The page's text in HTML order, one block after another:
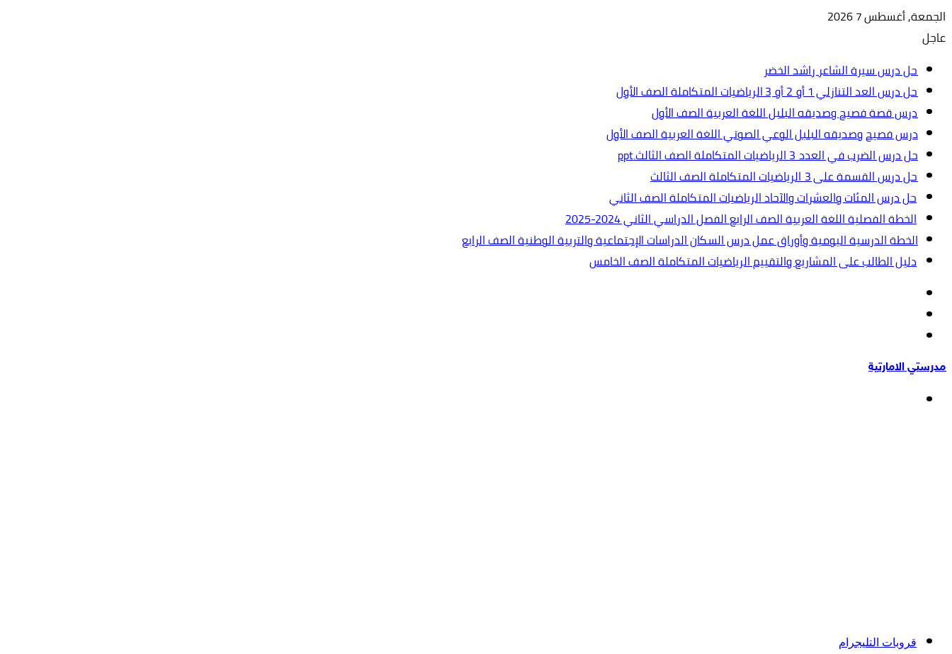
الجمعة, أغسطس 7 2026
عاجل
حل درس سيرة الشاعر راشد الخضر
حل درس العد التنازلي 1 أو 2 أو 3 الرياضيات المتكاملة الصف الأول
درس قصة فصيح وصديقه البلبل اللغة العربية الصف الأول
درس فصيح وصديقه البلبل الوعي الصوتي اللغة العربية الصف الأول
حل درس الضرب في العدد 3 الرياضيات المتكاملة الصف الثالث.ppt
حل درس القسمة على 3 الرياضيات المتكاملة الصف الثالث
حل درس المئات والعشرات والآحاد الرياضيات المتكاملة الصف الثاني
الخطة الفصلية اللغة العربية الصف الرابع الفصل الدراسي الثاني 2024-2025
الخطة الدرسية اليومية وأوراق عمل درس السكان الدراسات الإجتماعية والتربية الوطنية الصف الرابع
دليل الطالب على المشاريع والتقييم الرياضيات المتكاملة الصف الخامس
عمود
جانبي
مدرستي الامارتية
قروبات التليجرام